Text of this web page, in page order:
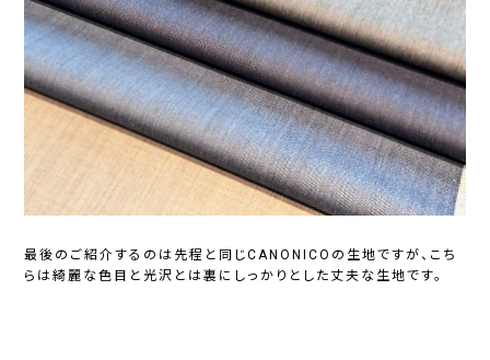
最後のご紹介するのは先程と同じCANONICOの生地ですが、こち
らは綺麗な色目と光沢とは裏にしっかりとした丈夫な生地です。